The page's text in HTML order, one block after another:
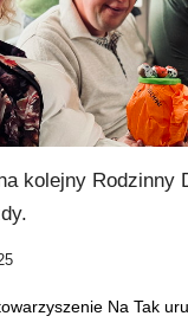
kolejny Rodzinny
Na Tak